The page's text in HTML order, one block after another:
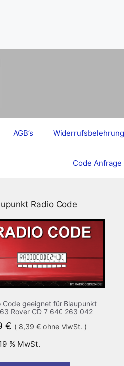
AGB’s Widerrufsbelehrung
Code Anfrage
Radio Code
Code geeignet für Blaupunkt
Rover CD 7 640 263 042
€ ( 8,39 €ohne MwSt. )
% MwSt.